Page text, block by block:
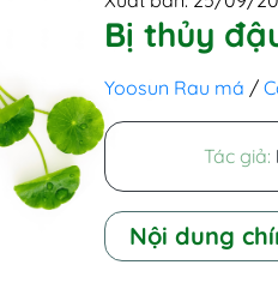
Bị thủy
Yoosun Rau má /
Tác giả:
Nội dung